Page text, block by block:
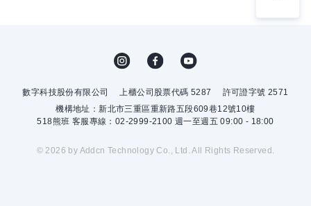
數字科技股份有限公司 上櫃公司股票代碼 5287
許可證字號 2571
機構地址：新北市三重區重新路五段609巷12號10樓
518熊班 客服專線：02-2999-2100 週一至週五 09:00 - 18:00
© 2026 by Addcn Technology Co., Ltd. All Rights Reserved.